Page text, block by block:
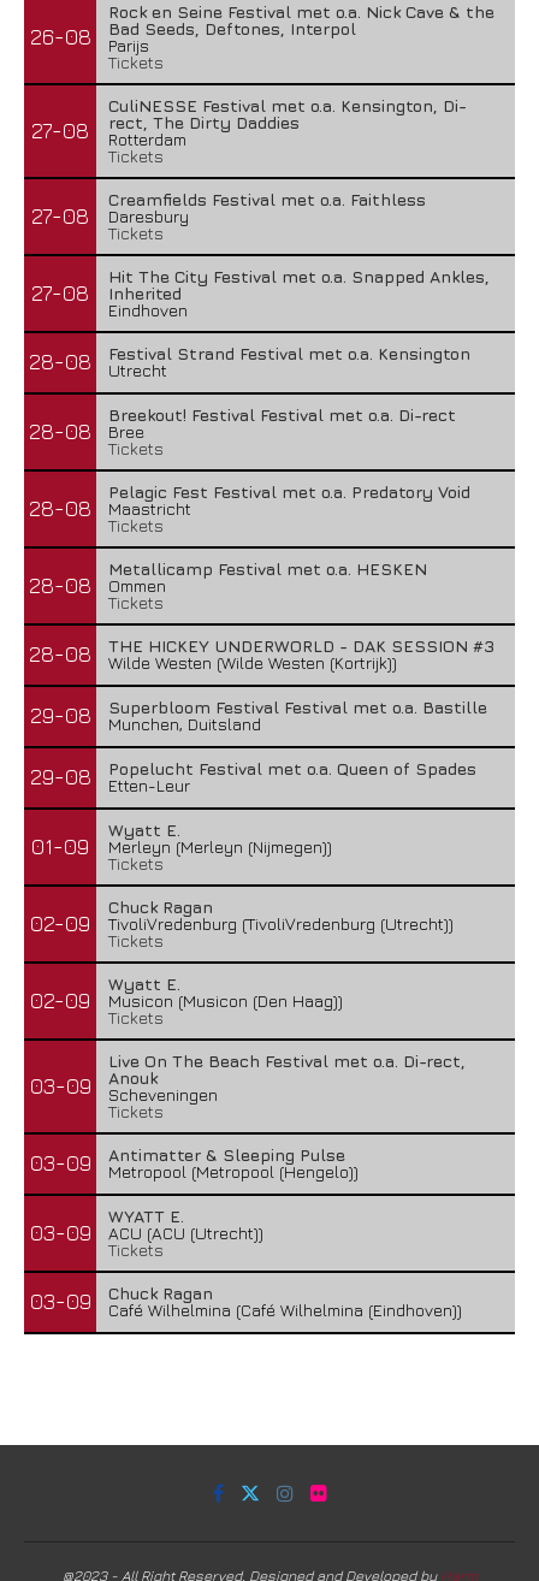
26-08
Rock en Seine Festival met o.a. Nick Cave & the
Bad Seeds, Deftones, Interpol
Parijs
Tickets
27-08
CuliNESSE Festival met o.a. Kensington, Di-
rect, The Dirty Daddies
Rotterdam
Tickets
27-08
Creamfields Festival met o.a. Faithless
Daresbury
Tickets
27-08
Hit The City Festival met o.a. Snapped Ankles,
Inherited
Eindhoven
28-08
Festival Strand Festival met o.a. Kensington
Utrecht
28-08
Breekout! Festival Festival met o.a. Di-rect
Bree
Tickets
28-08
Pelagic Fest Festival met o.a. Predatory Void
Maastricht
Tickets
28-08
Metallicamp Festival met o.a. HESKEN
Ommen
Tickets
28-08
THE HICKEY UNDERWORLD - DAK SESSION #3
Wilde Westen (Wilde Westen (Kortrijk))
29-08
Superbloom Festival Festival met o.a. Bastille
Munchen, Duitsland
29-08
Popelucht Festival met o.a. Queen of Spades
Etten-Leur
01-09
Wyatt E.
Merleyn (Merleyn (Nijmegen))
Tickets
02-09
Chuck Ragan
TivoliVredenburg (TivoliVredenburg (Utrecht))
Tickets
02-09
Wyatt E.
Musicon (Musicon (Den Haag))
Tickets
03-09
Live On The Beach Festival met o.a. Di-rect,
Anouk
Scheveningen
Tickets
03-09
Antimatter & Sleeping Pulse
Metropool (Metropool (Hengelo))
03-09
WYATT E.
ACU (ACU (Utrecht))
Tickets
03-09
Chuck Ragan
Café Wilhelmina (Café Wilhelmina (Eindhoven))
@2023 - All Right Reserved. Designed and Developed by Harm